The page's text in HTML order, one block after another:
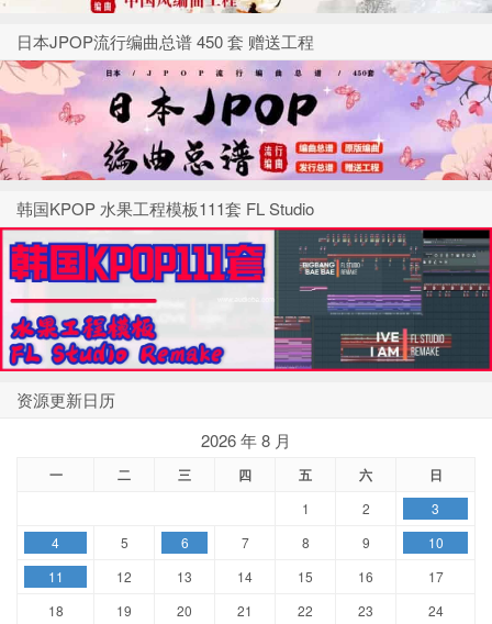
日本JPOP流行编曲总谱 450 套 赠送工程
韩国KPOP 水果工程模板111套 FL Studio
资源更新日历
2026 年 8 月
一 二 三 四 五 六 日
1 2
3
4
5 6 7 8 9
10
11
12 13 14 15 16
17
18
19 20 21 22 23
24